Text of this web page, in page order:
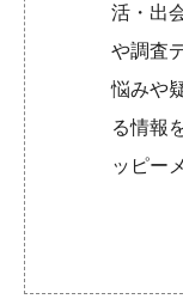
活・出
や調査
悩みや
る情
ッピー